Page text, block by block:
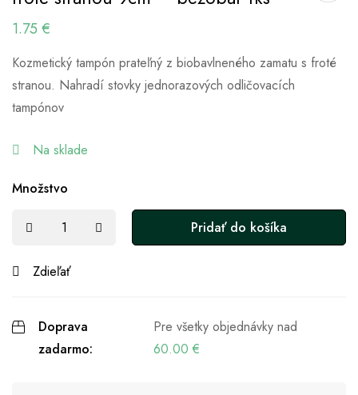
1.75 €
Kozmetický tampón prateľný z biobavlneného zamatu s froté
stranou. Nahradí stovky jednorazových odličovacích
tampónov
Na sklade
Množstvo
Pridať do košíka
Zdieľať
Doprava
zadarmo:
Pre všetky objednávky nad
60.00 €